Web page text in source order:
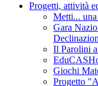
Progetti, attività
Metti... una
Gara
Il Parolini
Giochi
Progetto